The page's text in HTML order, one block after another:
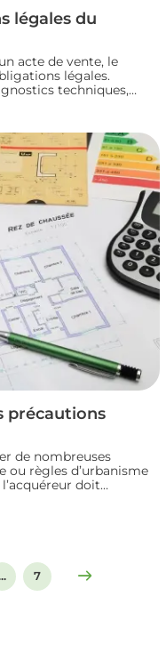
légales du
acte de vente, le
légales.
techniques,
devoirs à connaître
conformité et éviter
précautions
de nombreuses
ou règles d’urbanisme
doit
7